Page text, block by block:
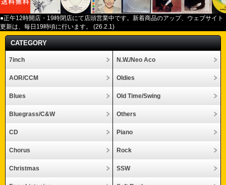
●正午12時開店・ 19時閉店にて店頭営業中です。新着商品のアップ、ウェブサイト
更新は、毎日 19時頃に行います。 (26.2.1)
CATEGORY
7inch N.W./Neo Aco
AOR/CCM Oldies
Blues Old Time/Swing
Bluegrass/C&W Others
CD Piano
Chorus Rock
Christmas SSW